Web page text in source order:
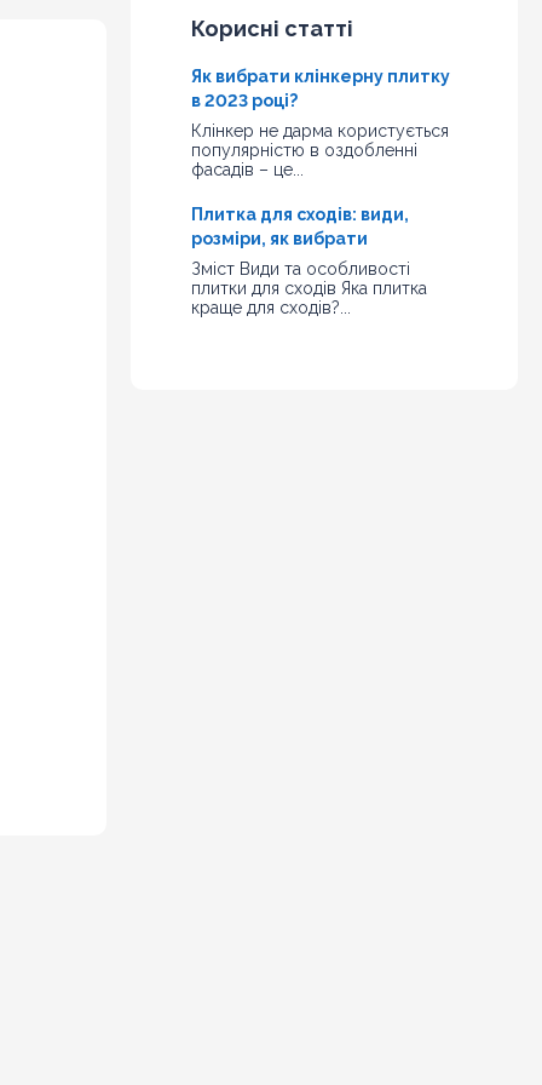
Корисні статті
Як вибрати клінкерну плитку
в 2023 році?
Клінкер не дарма користується
популярністю в оздобленні
фасадів – це...
Плитка для сходів: види,
розміри, як вибрати
Зміст Види та особливості
плитки для сходів Яка плитка
краще для сходів?...